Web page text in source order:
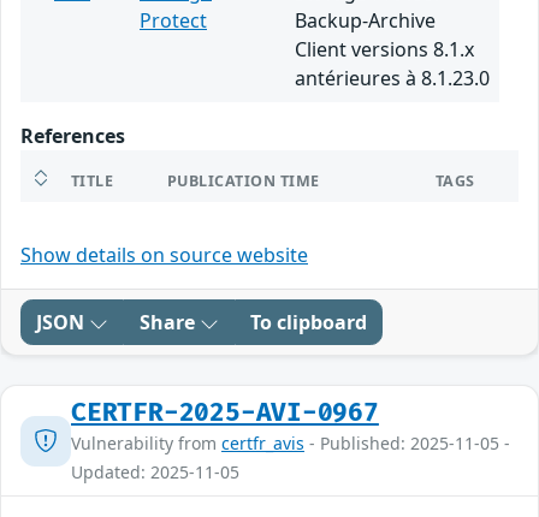
Protect
Backup-Archive
Client versions 8.1.x
antérieures à 8.1.23.0
References
TITLE PUBLICATION TIME TAGS
Show details on source website
JSON Share To clipboard
CERTFR-2025-AVI-0967
Vulnerability from certfr_avis - Published: 2025-11-05 -
Updated: 2025-11-05